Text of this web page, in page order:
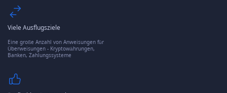
Viele Ausflugsziele
Eine große Anzahl von Anweisungen für
Überweisungen - Kryptowährungen,
Banken, Zahlungssysteme